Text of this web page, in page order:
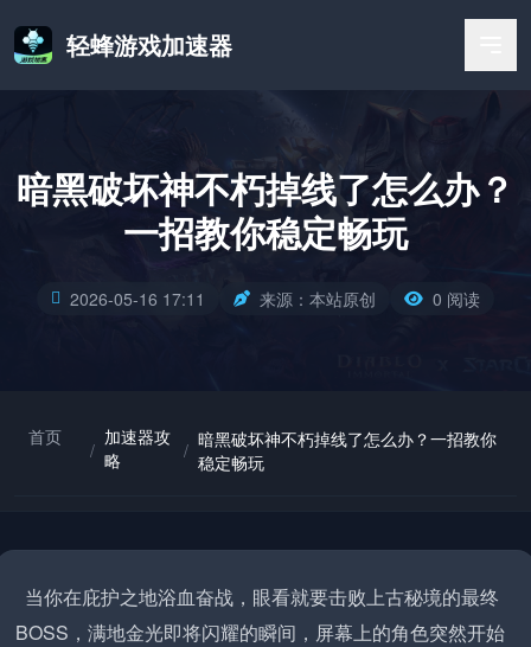
轻蜂游戏加速器
暗黑破坏神不朽掉线了怎么办？
一招教你稳定畅玩
2026-05-16 17:11 来源：本站原创 0 阅读
首页
/
加速器攻
略
/ 暗黑破坏神不朽掉线了怎么办？一招教你
稳定畅玩
当你在庇护之地浴血奋战，眼看就要击败上古秘境的最终
BOSS，满地金光即将闪耀的瞬间，屏幕上的角色突然开始